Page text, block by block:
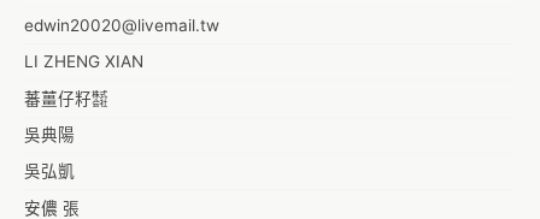
edwin20020@livemail.tw
LI ZHENG XIAN
蕃薑仔籽㍿
吳典陽
吳弘凱
安儂 張